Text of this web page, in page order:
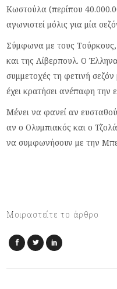
Κωστούλα (περίπου
αγωνιστεί μόλις για μία
Σύμφωνα με τους Τούρκους,
και της Λίβερπουλ. Ο
συμμετοχές τη φετινή
έχει κρατήσει ανέπαφη την
Μένει να φανεί αν
αν ο Ολυμπιακός και ο
να συμφωνήσουν με την
Μοιραστείτε το άρθρο